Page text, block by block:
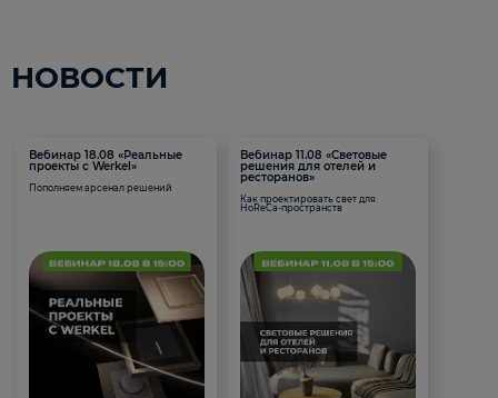
НОВОСТИ
Вебинар 18.08 «Реальные
проекты с Werkel»
Пополняем арсенал решений
Вебинар 11.08 «Световые
решения для отелей и
ресторанов»
Как проектировать свет для
HoReCa-пространств